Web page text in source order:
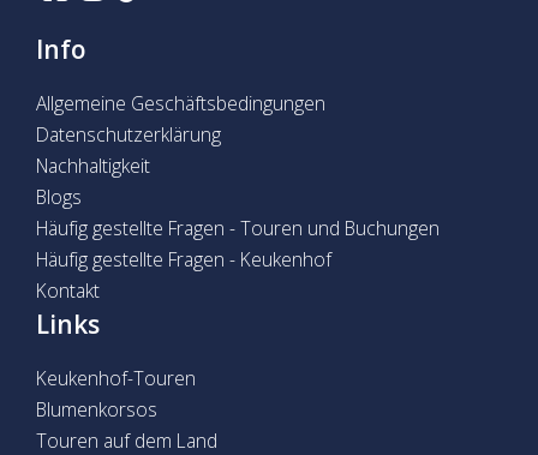
Info
Allgemeine Geschäftsbedingungen
Datenschutzerklärung
Nachhaltigkeit
Blogs
Häufig gestellte Fragen - Touren und Buchungen
Häufig gestellte Fragen - Keukenhof
Kontakt
Links
Keukenhof-Touren
Blumenkorsos
Touren auf dem Land